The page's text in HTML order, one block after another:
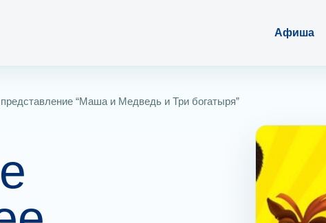
Афиша
“Маша и Медведь и Три богатыря”